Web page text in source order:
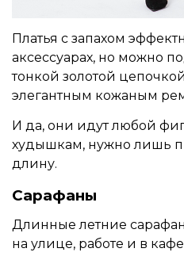
Платья с запахом
аксессуарах, но можно
тонкой золотой
элегантным кожаным
И да, они идут любой
худышкам, нужно лишь
длину.
Сарафаны
Длинные летние
на улице, работе и в